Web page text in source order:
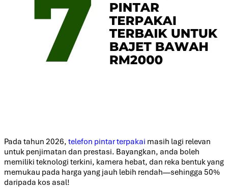
Pada tahun 2026, telefon pintar terpakai masih lagi relevan
untuk penjimatan dan prestasi. Bayangkan, anda boleh
memiliki teknologi terkini, kamera hebat, dan reka bentuk yang
memukau pada harga yang jauh lebih rendah—sehingga 50%
daripada kos asal!